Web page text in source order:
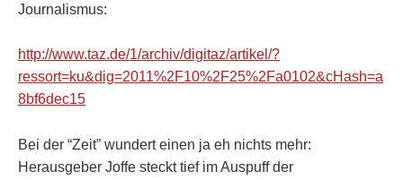
Journalismus:
http://www.taz.de/1/archiv/digitaz/artikel/?
ressort=ku&dig=2011%2F10%2F25%2Fa0102&cHash=a
8bf6dec15
Bei der “Zeit” wundert einen ja eh nichts mehr:
Herausgeber Joffe steckt tief im Auspuff der